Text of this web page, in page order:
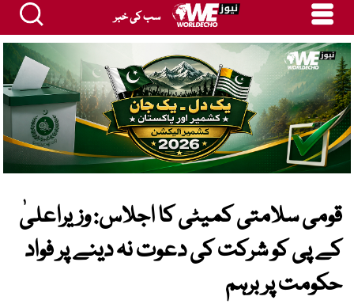
سب کی خبر
قومی سلامتی کمیٹی کا اجلاس: وزیراعلیٰ
کے پی کو شرکت کی دعوت نہ دینے پر فواد
حکومت پر برہم